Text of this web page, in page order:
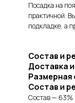
Посадка на
практичной.
подкладке, а
Состав и
Доставка
Размерная
Состав и
Состав — 63%